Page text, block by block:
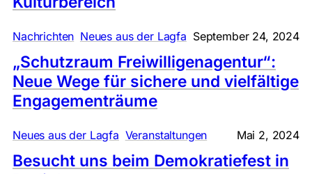
Nachrichten ,
Neues aus der Lagfa September 24, 2024
„Schutzraum Freiwilligenagentur“:
Neue Wege für sichere und vielfältige
Engagementräume
Neues aus der Lagfa ,
Veranstaltungen Mai 2, 2024
Besucht uns beim Demokratiefest in